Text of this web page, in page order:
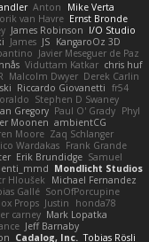
Anton
Mike Verta
van Havre Ernst Bronde
James Robinson I/O Studio
James JS KangaroOz 3D
Javier Meseguer de Paz
Viduttam Katkar chris huf
Malcolm Dwyer Derek Carlin
Riccardo Giovanetti fr54
Stephen D Swaney
Gregory Paul O' Grady Phyl
Moonen ambientCG
Moore Zaq Schlanger
Wardakas Frank Grande
Erik Brundidge Samuel
Mondlicht Studios
Hloušek
Michael Fernandez
Gallé SonOfPorcupine
Props Justin
honda78
carney Mark Lopatka
Jeff Barnaby
Cadalog, Inc. Tobias Rösli